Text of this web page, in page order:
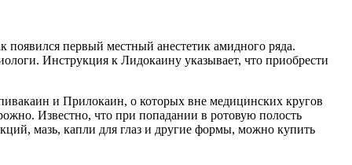
появился первый местный анестетик амидного ряда.
Инструкция к Лидокаину указывает, что приобрести
и Прилокаин, о которых вне медицинских кругов
Известно, что при попадании в ротовую полость
мазь, капли для глаз и другие формы, можно купить